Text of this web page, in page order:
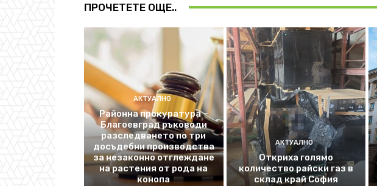
ПРОЧЕТЕТЕ ОЩЕ..
АКТУАЛНО
Районна прокуратура –
Благоевград ръководи
разследването по три
досъдебни производства
за незаконно отглеждане
на растения от рода на
конопа
АКТУАЛНО
Откриха голямо
количество райски газ в
склад край София